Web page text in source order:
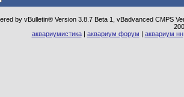
by vBulletin® Version 3.8.7 Beta 1, vBadvanced CMPS
аквариумистика| аквариум форум | аквариум нн